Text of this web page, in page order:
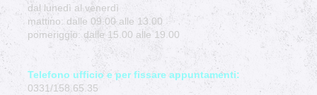
dal lunedì al venerdì
mattino: dalle 09.00 alle 13.00
pomeriggio: dalle 15.00 alle 19.00
Telefono ufficio e per fissare appuntamenti:
0331/158.65.35